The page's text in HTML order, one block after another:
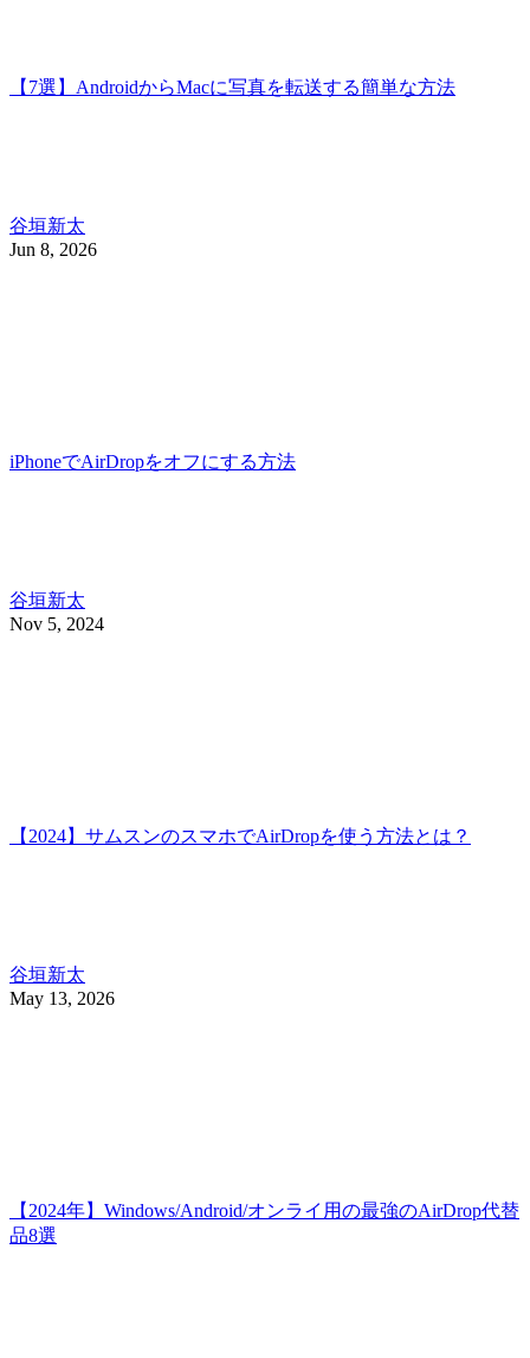
【7選】AndroidからMacに写真を転送する簡単な方法
谷垣新太
Jun 8, 2026
iPhoneでAirDropをオフにする方法
谷垣新太
Nov 5, 2024
【2024】サムスンのスマホでAirDropを使う方法とは？
谷垣新太
May 13, 2026
【2024年】Windows/Android/オンライ用の最強のAirDrop代替
品8選